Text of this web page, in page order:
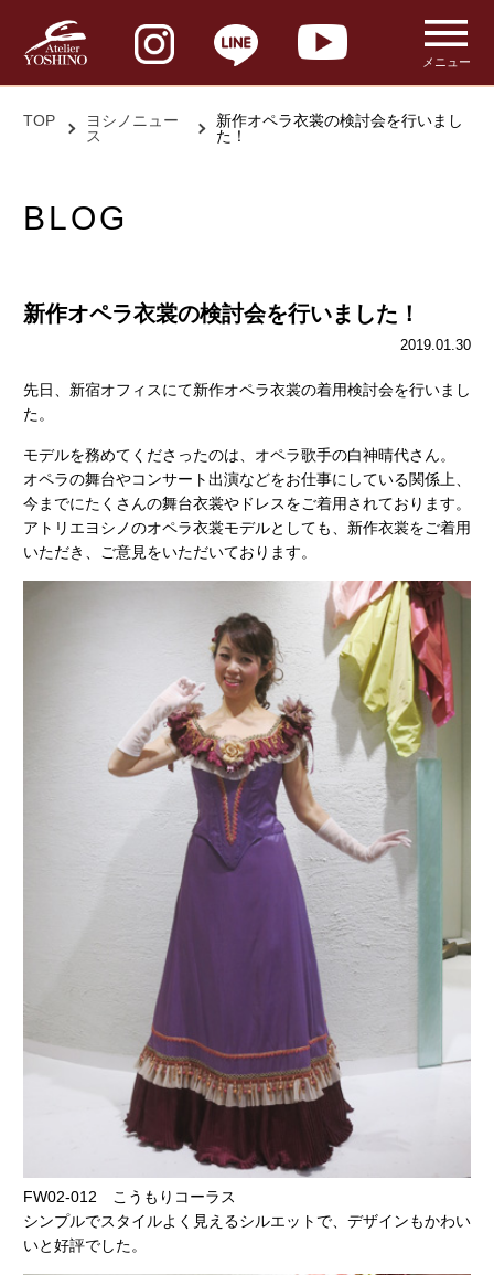
メニュー
TOP
ヨシノニュー
ス
新作オペラ衣裳の検討会を行いまし
た！
BLOG
新作オペラ衣裳の検討会を行いました！
2019.01.30
先日、新宿オフィスにて新作オペラ衣裳の着用検討会を行いまし
た。
モデルを務めてくださったのは、オペラ歌手の白神晴代さん。
オペラの舞台やコンサート出演などをお仕事にしている関係上、
今までにたくさんの舞台衣裳やドレスをご着用されております。
アトリエヨシノのオペラ衣裳モデルとしても、新作衣裳をご着用
いただき、ご意見をいただいております。
FW02-012 こうもりコーラス
シンプルでスタイルよく見えるシルエットで、デザインもかわい
いと好評でした。